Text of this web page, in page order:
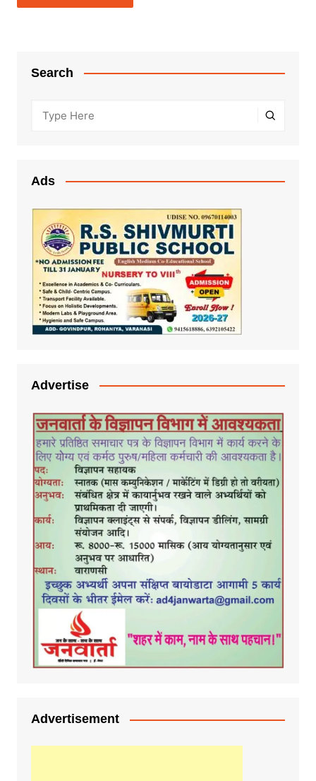
Search
Ads
Advertise
Advertisement